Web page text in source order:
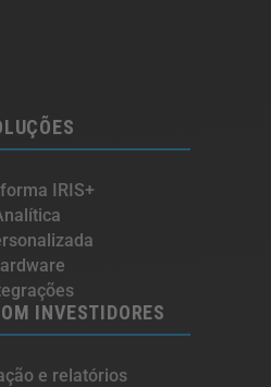
IRIS+
INVESTIDORES
e relatórios